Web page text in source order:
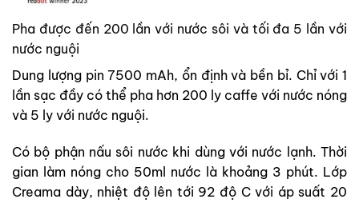
Pha được đến 200 lần với nước sôi và tối đa 5 lần với
nước nguội
Dung lượng pin 7500 mAh, ổn định và bền bỉ. Chỉ với 1
lần sạc đầy có thể pha hơn 200 ly caffe với nước nóng
và 5 ly với nước nguội.
Có bộ phận nấu sôi nước khi dùng với nước lạnh. Thời
gian làm nóng cho 50ml nước là khoảng 3 phút. Lớp
Creama dày, nhiệt độ lên tới 92 độ C với áp suất 20